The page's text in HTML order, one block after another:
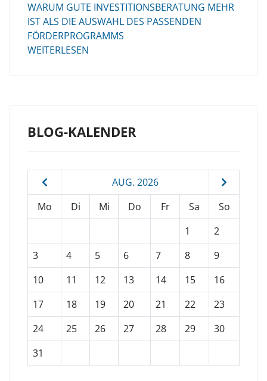
WARUM GUTE INVESTITIONSBERATUNG MEHR
IST ALS DIE AUSWAHL DES PASSENDEN
FÖRDERPROGRAMMS
WEITERLESEN
BLOG-KALENDER
AUG. 2026
Mo
Di Mi Do Fr Sa
So
1
2
3
4 5 6 7 8
9
10
11 12 13 14 15
16
17
18 19 20 21 22
23
24
25 26 27 28 29
30
31